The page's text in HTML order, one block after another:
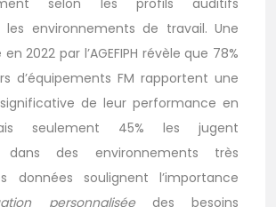
selon les profils auditifs
les environnements de travail. Une
2022 par l’AGEFIPH révèle que 78%
d’équipements FM rapportent une
de leur performance en
seulement 45% les jugent
dans des environnements très
données soulignent l’importance
personnaliséedes besoins